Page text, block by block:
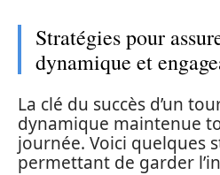
Stratégies pour
dynamique et
La clé du succès d’un
dynamique maintenue
journée. Voici quelques
permettant de garder